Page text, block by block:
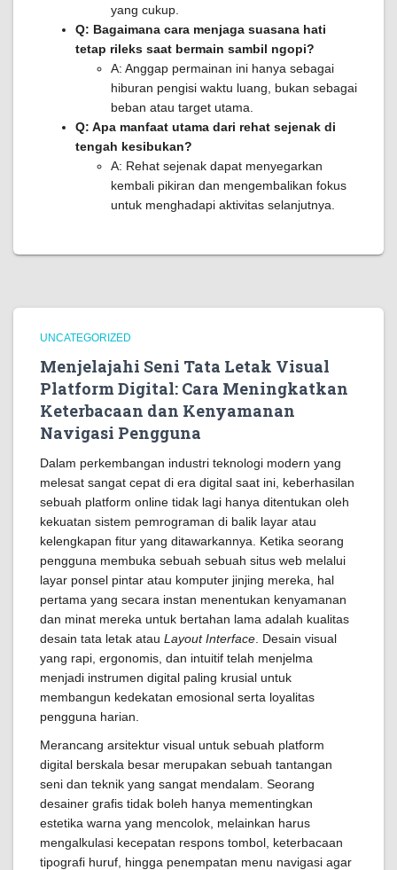
yang cukup.
Q: Bagaimana cara menjaga suasana hati
tetap rileks saat bermain sambil ngopi?
A: Anggap permainan ini hanya sebagai
hiburan pengisi waktu luang, bukan sebagai
beban atau target utama.
Q: Apa manfaat utama dari rehat sejenak di
tengah kesibukan?
A: Rehat sejenak dapat menyegarkan
kembali pikiran dan mengembalikan fokus
untuk menghadapi aktivitas selanjutnya.
UNCATEGORIZED
Menjelajahi Seni Tata Letak Visual
Platform Digital: Cara Meningkatkan
Keterbacaan dan Kenyamanan
Navigasi Pengguna
Dalam perkembangan industri teknologi modern yang
melesat sangat cepat di era digital saat ini, keberhasilan
sebuah platform online tidak lagi hanya ditentukan oleh
kekuatan sistem pemrograman di balik layar atau
kelengkapan fitur yang ditawarkannya. Ketika seorang
pengguna membuka sebuah sebuah situs web melalui
layar ponsel pintar atau komputer jinjing mereka, hal
pertama yang secara instan menentukan kenyamanan
dan minat mereka untuk bertahan lama adalah kualitas
desain tata letak atau Layout Interface . Desain visual
yang rapi, ergonomis, dan intuitif telah menjelma
menjadi instrumen digital paling krusial untuk
membangun kedekatan emosional serta loyalitas
pengguna harian.
Merancang arsitektur visual untuk sebuah platform
digital berskala besar merupakan sebuah tantangan
seni dan teknik yang sangat mendalam. Seorang
desainer grafis tidak boleh hanya mementingkan
estetika warna yang mencolok, melainkan harus
mengalkulasi kecepatan respons tombol, keterbacaan
tipografi huruf, hingga penempatan menu navigasi agar